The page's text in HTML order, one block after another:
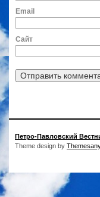
Сайт
Петро-Павловский
Theme design by